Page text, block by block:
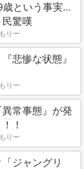
歳という事実…
驚嘆
りー
悲惨な状態』
りー
異常事態』が発
！
りー
ジャングリ